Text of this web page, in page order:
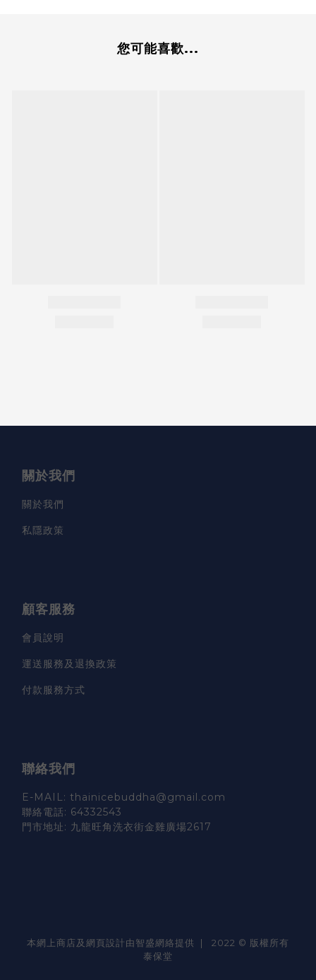
您可能喜歡...
關於我們
關於我們
私隱政策
顧客服務
會員說明
運送服務及退換政策
付款服務方式
聯絡我們
E-MAIL: thainicebuddha@gmail.com
聯絡電話: 64332543
門市地址: 九龍旺角洗衣街金雞廣場2617
本網上商店及網頁設計由智盛網絡提供 | 2022 © 版權所有
泰保堂